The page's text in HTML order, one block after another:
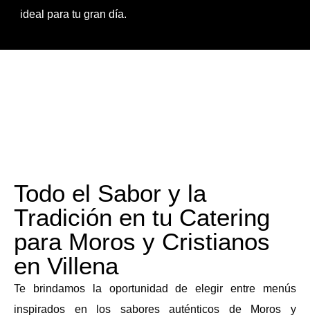
ideal para tu gran día.
Todo el Sabor y la
Tradición en tu Catering
para Moros y Cristianos
en Villena
Te brindamos la oportunidad de elegir entre menús
inspirados en los sabores auténticos de Moros y